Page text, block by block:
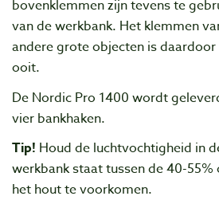
bovenklemmen zijn tevens te
van de werkbank. Het klemmen
andere grote objecten is
ooit.
De Nordic Pro 1400 wordt
vier bankhaken.
Tip! Houd de luchtvochtigheid in
werkbank staat tussen de 40-
het hout te voorkomen.